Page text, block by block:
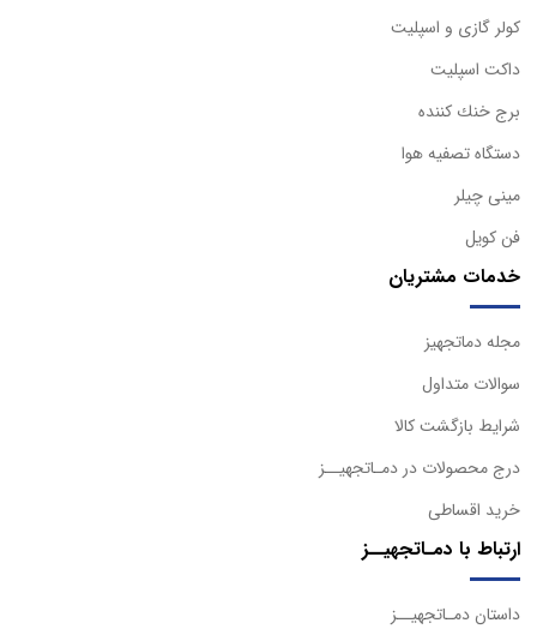
كولر گازی و اسپليت
داكت اسپليت
برج خنك كننده
دستگاه تصفيه هوا
مینی چیلر
فن کویل
خدمات مشتریان
مجله دماتجهیز
سوالات متداول
شرایط بازگشت کالا
درج محصولات در دمـاتجهیــز
خرید اقساطی
ارتباط با دمـاتجهیــز
داستان دمـاتجهیــز